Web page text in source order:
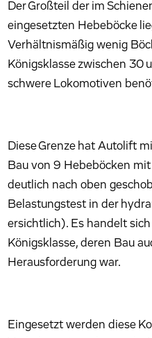
Der Großteil der im
eingesetzten Hebeböcke
Verhältnismäßig wenig
Königsklasse zwischen 30
schwere Lokomotiven
Diese Grenze hat Autolift
Bau von 9 Hebeböcken
deutlich nach oben
Belastungstest in der
ersichtlich). Es handelt
Königsklasse, deren Bau
Herausforderung war.
Eingesetzt werden diese